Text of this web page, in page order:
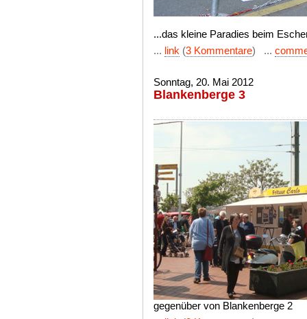
...das kleine Paradies beim
... link (3 Kommentare) ...
Sonntag, 20. Mai 2012
Blankenberge 3
gegenüber von Blankenberge 2